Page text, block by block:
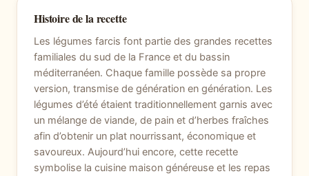
Histoire de la recette
Les légumes farcis font partie des grandes recettes
familiales du sud de la France et du bassin
méditerranéen. Chaque famille possède sa propre
version, transmise de génération en génération. Les
légumes d’été étaient traditionnellement garnis avec
un mélange de viande, de pain et d’herbes fraîches
afin d’obtenir un plat nourrissant, économique et
savoureux. Aujourd’hui encore, cette recette
symbolise la cuisine maison généreuse et les repas